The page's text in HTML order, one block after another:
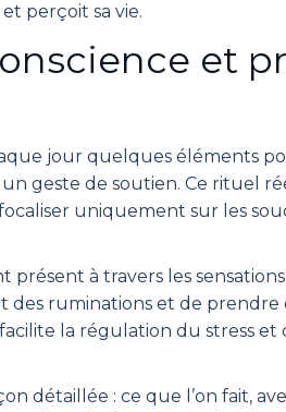
perçoit sa vie.
et
jour quelques éléments
geste de soutien. Ce rituel
uniquement sur les
à travers les
ruminations et de prendre
la régulation du stress
détaillée : ce que l’on fait,